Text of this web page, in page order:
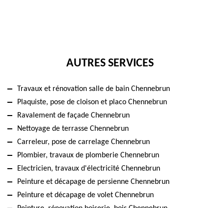
AUTRES SERVICES
Travaux et rénovation salle de bain Chennebrun
Plaquiste, pose de cloison et placo Chennebrun
Ravalement de façade Chennebrun
Nettoyage de terrasse Chennebrun
Carreleur, pose de carrelage Chennebrun
Plombier, travaux de plomberie Chennebrun
Electricien, travaux d'électricité Chennebrun
Peinture et décapage de persienne Chennebrun
Peinture et décapage de volet Chennebrun